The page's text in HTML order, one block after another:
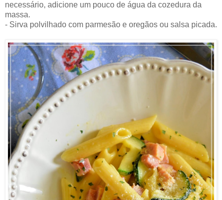
necessário, adicione um pouco de água da cozedura da
massa.
- Sirva polvilhado com parmesão e oregãos ou salsa picada.